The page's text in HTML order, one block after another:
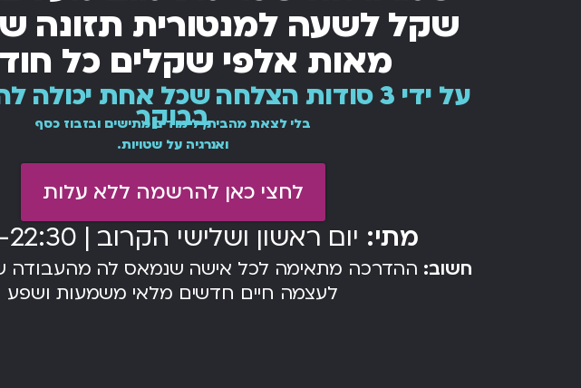
שקל לשעה למנטורית תזונה
מאות אלפי שקלים כל
על ידי 3 סודות הצלחה שכל אחת
בבוקר
בלי לצאת מהבית, לימודים מתישים ובזבוז כסף
ואנרגיה על שטויות.
לחצי כאן להרשמה ללא עלות
מתי: יום ראשון ושלישי הקרוב | 20:00-22:30
חשוב: ההדרכה מתאימה לכל אישה שנמאס לה מהעבודה
לעצמה חיים חדשים מלאי משמעות ושפע